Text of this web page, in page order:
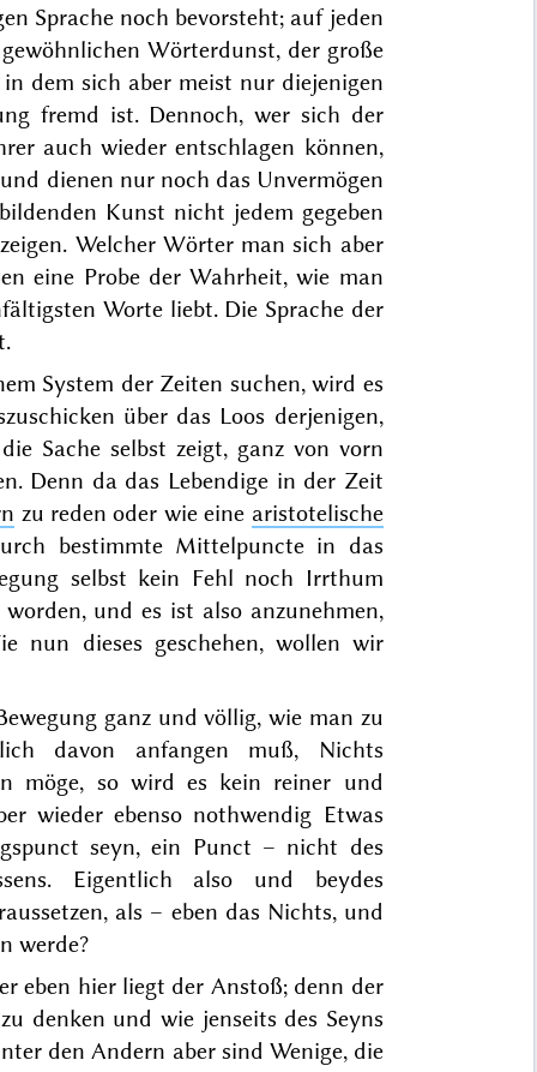
Sprache noch bevorsteht; auf jeden
Wörterdunst, der große
dem sich aber meist nur diejenigen
fremd ist. Dennoch, wer sich der
auch wieder entschlagen können,
dienen nur noch das Unvermögen
Kunst nicht jedem gegeben
Welcher Wörter man sich aber
eine Probe der Wahrheit, wie man
Worte liebt. Die Sprache der
System der Zeiten suchen, wird es
über das Loos derjenigen,
Sache selbst zeigt, ganz von vorn
Denn da das Lebendige in der Zeit
zu reden oder wie eine aristotelische
bestimmte Mittelpuncte in das
selbst kein Fehl noch Irrthum
und es ist also anzunehmen,
nun dieses geschehen, wollen wir
ganz und völlig, wie man zu
davon anfangen muß, Nichts
möge, so wird es kein reiner und
wieder ebenso nothwendig Etwas
seyn, ein Punct – nicht des
Eigentlich also und beydes
als – eben das Nichts, und
werde?
eben hier liegt der Anstoß; denn der
denken und wie jenseits des Seyns
den Andern aber sind Wenige, die